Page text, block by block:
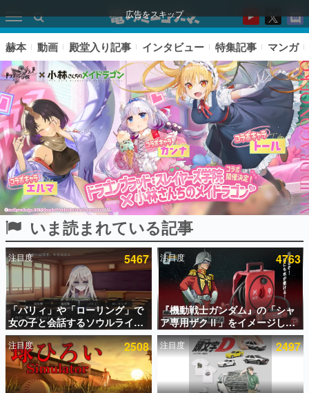
広告をスキップ
ピックアップ
電ファミのいま読まれている記事ランキング
アプリセール情報
インタビュー
連載・特集一覧
殿堂入り記事
赫本 動画 殿堂入り記事 インタビュー 特集記事 マンガ
いま読まれている記事
注目度 5467
「パリィ」や「ローリング」で
女の子と会話するソウルライク
恋愛ゲーム『小早川さんはソウ
ルライク』無料公開。返事に失
敗すると「YOU DIED」
注目度 4763
『機動戦士ガンダム』の「シャ
ア専用ザクⅡ」をイメージした
散水ホースリールが予約開始。
本体にはシャアのパーソナルマ
ークやジオン公国軍のエンブレ
ム、型式番号などを配置
注目度 2508 注目度 2497